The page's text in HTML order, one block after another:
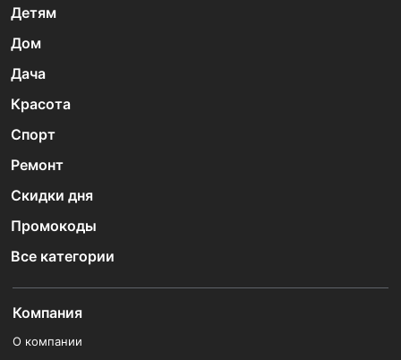
Детям
Дом
Дача
Красота
Спорт
Ремонт
Скидки дня
Промокоды
Все категории
Компания
О компании